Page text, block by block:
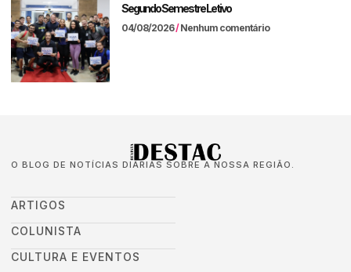
Segundo Semestre Letivo
04/08/2026 Nenhum comentário
O BLOG DE NOTÍCIAS DIÁRIAS SOBRE A NOSSA REGIÃO.
ARTIGOS
COLUNISTA
CULTURA E EVENTOS